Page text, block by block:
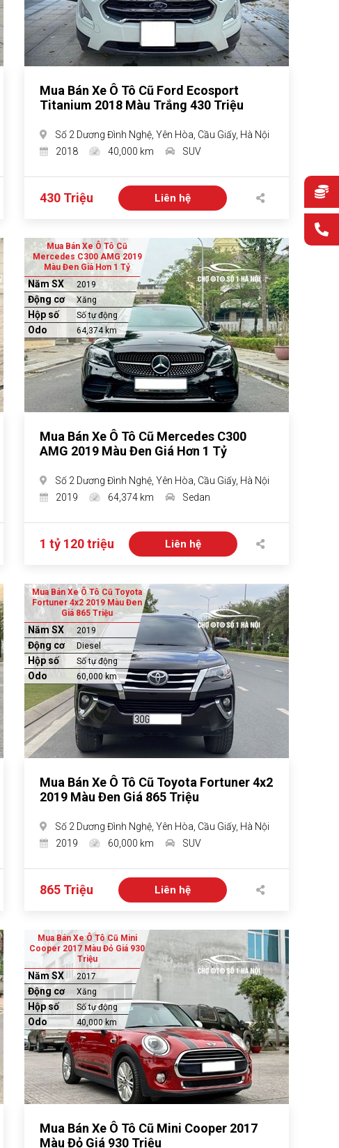
Mua Bán Xe Ô Tô Cũ Ford Ecosport
Titanium 2018 Màu Trắng 430 Triệu
Số 2 Dương Đình Nghệ, Yên Hòa, Cầu Giấy, Hà Nội
2018
40,000 km SUV
430 Triệu Liên hệ
Mua Bán Xe Ô Tô Cũ
Mercedes C300 AMG 2019
Màu Đen Giá Hơn 1 Tỷ
Năm SX 2019
Động cơ Xăng
Hộp số Số tự động
Odo 64,374 km
Mua Bán Xe Ô Tô Cũ Mercedes C300
AMG 2019 Màu Đen Giá Hơn 1 Tỷ
Số 2 Dương Đình Nghệ, Yên Hòa, Cầu Giấy, Hà Nội
2019
64,374 km Sedan
1 tỷ 120 triệu Liên hệ
Mua Bán Xe Ô Tô Cũ Toyota
Fortuner 4x2 2019 Màu Đen
Giá 865 Triệu
Năm SX 2019
Động cơ Diesel
Hộp số Số tự động
Odo 60,000 km
Mua Bán Xe Ô Tô Cũ Toyota Fortuner 4x2
2019 Màu Đen Giá 865 Triệu
Số 2 Dương Đình Nghệ, Yên Hòa, Cầu Giấy, Hà Nội
2019
60,000 km SUV
865 Triệu Liên hệ
Mua Bán Xe Ô Tô Cũ Mini
Cooper 2017 Màu Đỏ Giá 930
Triệu
Năm SX 2017
Động cơ Xăng
Hộp số Số tự động
Odo 40,000 km
Mua Bán Xe Ô Tô Cũ Mini Cooper 2017
Màu Đỏ Giá 930 Triệu